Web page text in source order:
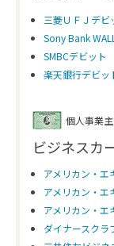
三菱ＵＦＪデビ
Sony Bank
SMBCデビット
楽天銀行デビッ
個人事業
ビジネスカ
アメリカン・エ
アメリカン・エ
アメリカン・エ
ダイナースクラ